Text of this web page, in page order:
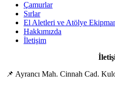
Çamurlar
Sırlar
El Aletleri ve Atölye
Hakkımızda
İletişim
📌 Ayrancı Mah. Cinnah Cad.